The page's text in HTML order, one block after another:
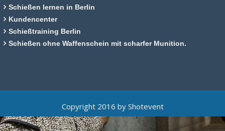
Schießen lernen in Berlin
Kundencenter
Schießtraining Berlin
Schießen ohne Waffenschein mit scharfer Munition.
Copyright 2016 by Shotevent